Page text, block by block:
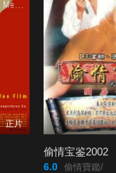
正片
偷情宝鉴2002
6.0 偷情寶鑑/